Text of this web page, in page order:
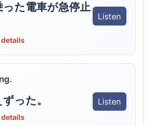
た電車が急停止
Listen
った。 Listen